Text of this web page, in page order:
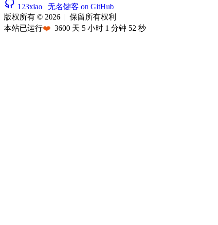
123xiao | 无名键客 on GitHub
版权所有 © 2026 | 保留所有权利
本站已运行❤️ 3600 天 5 小时 1 分钟 52 秒